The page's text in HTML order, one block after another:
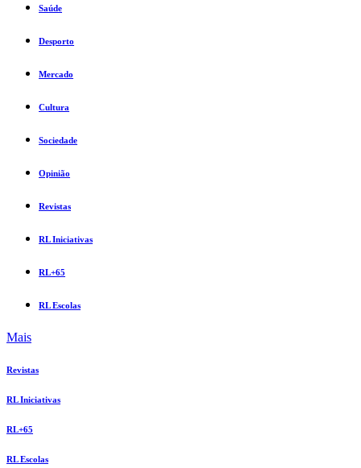
Saúde
Desporto
Mercado
Cultura
Sociedade
Opinião
Revistas
RL Iniciativas
RL+65
RL Escolas
Mais
Revistas
RL Iniciativas
RL+65
RL Escolas